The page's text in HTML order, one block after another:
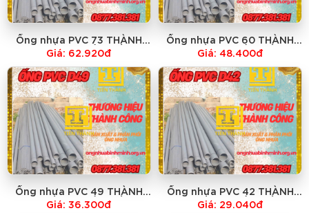
Ống nhựa PVC 73 THÀNH
CÔNG-GIÁ RẺ NHẤT
Giá: 62.920đ
Ống nhựa PVC 60 THÀNH
CÔNG-GIÁ RẺ NHẤT
Giá: 48.400đ
Ống nhựa PVC 49 THÀNH
CÔNG-GIÁ RẺ NHẤT
Giá: 36.300đ
Ống nhựa PVC 42 THÀNH
CÔNG-GIÁ RẺ NHẤT
Giá: 29.040đ